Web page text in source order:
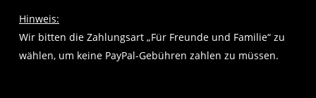
Hinweis:
Wir bitten die Zahlungsart „Für Freunde und Familie“ zu
wählen, um keine PayPal-Gebühren zahlen zu müssen.